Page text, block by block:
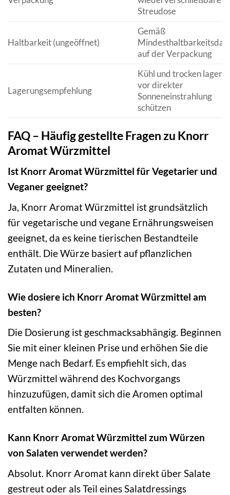
Streudose
Haltbarkeit (ungeöffnet)
Gemäß
auf der Verpackung
Lagerungsempfehlung
Kühl und trocken lagern,
vor direkter
Sonneneinstrahlung
schützen
FAQ – Häufig gestellte Fragen zu Knorr
Aromat Würzmittel
Ist Knorr Aromat Würzmittel für Vegetarier und
Veganer geeignet?
Ja, Knorr Aromat Würzmittel ist grundsätzlich
für vegetarische und vegane Ernährungsweisen
geeignet, da es keine tierischen Bestandteile
enthält. Die Würze basiert auf pflanzlichen
Zutaten und Mineralien.
Wie dosiere ich Knorr Aromat Würzmittel am
besten?
Die Dosierung ist geschmacksabhängig. Beginnen
Sie mit einer kleinen Prise und erhöhen Sie die
Menge nach Bedarf. Es empfiehlt sich, das
Würzmittel während des Kochvorgangs
hinzuzufügen, damit sich die Aromen optimal
entfalten können.
Kann Knorr Aromat Würzmittel zum Würzen
von Salaten verwendet werden?
Absolut. Knorr Aromat kann direkt über Salate
gestreut oder als Teil eines Salatdressings